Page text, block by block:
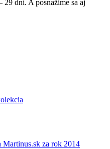
dní. A posnažíme sa aj
za rok 2014